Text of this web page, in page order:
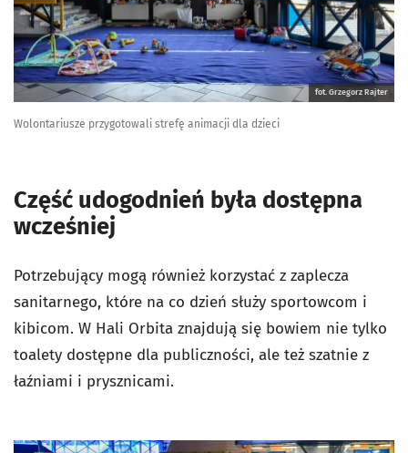
fot. Grzegorz Rajter
Wolontariusze przygotowali strefę animacji dla dzieci
Część udogodnień była dostępna
wcześniej
Potrzebujący mogą również korzystać z zaplecza
sanitarnego, które na co dzień służy sportowcom i
kibicom. W Hali Orbita znajdują się bowiem nie tylko
toalety dostępne dla publiczności, ale też szatnie z
łaźniami i prysznicami.